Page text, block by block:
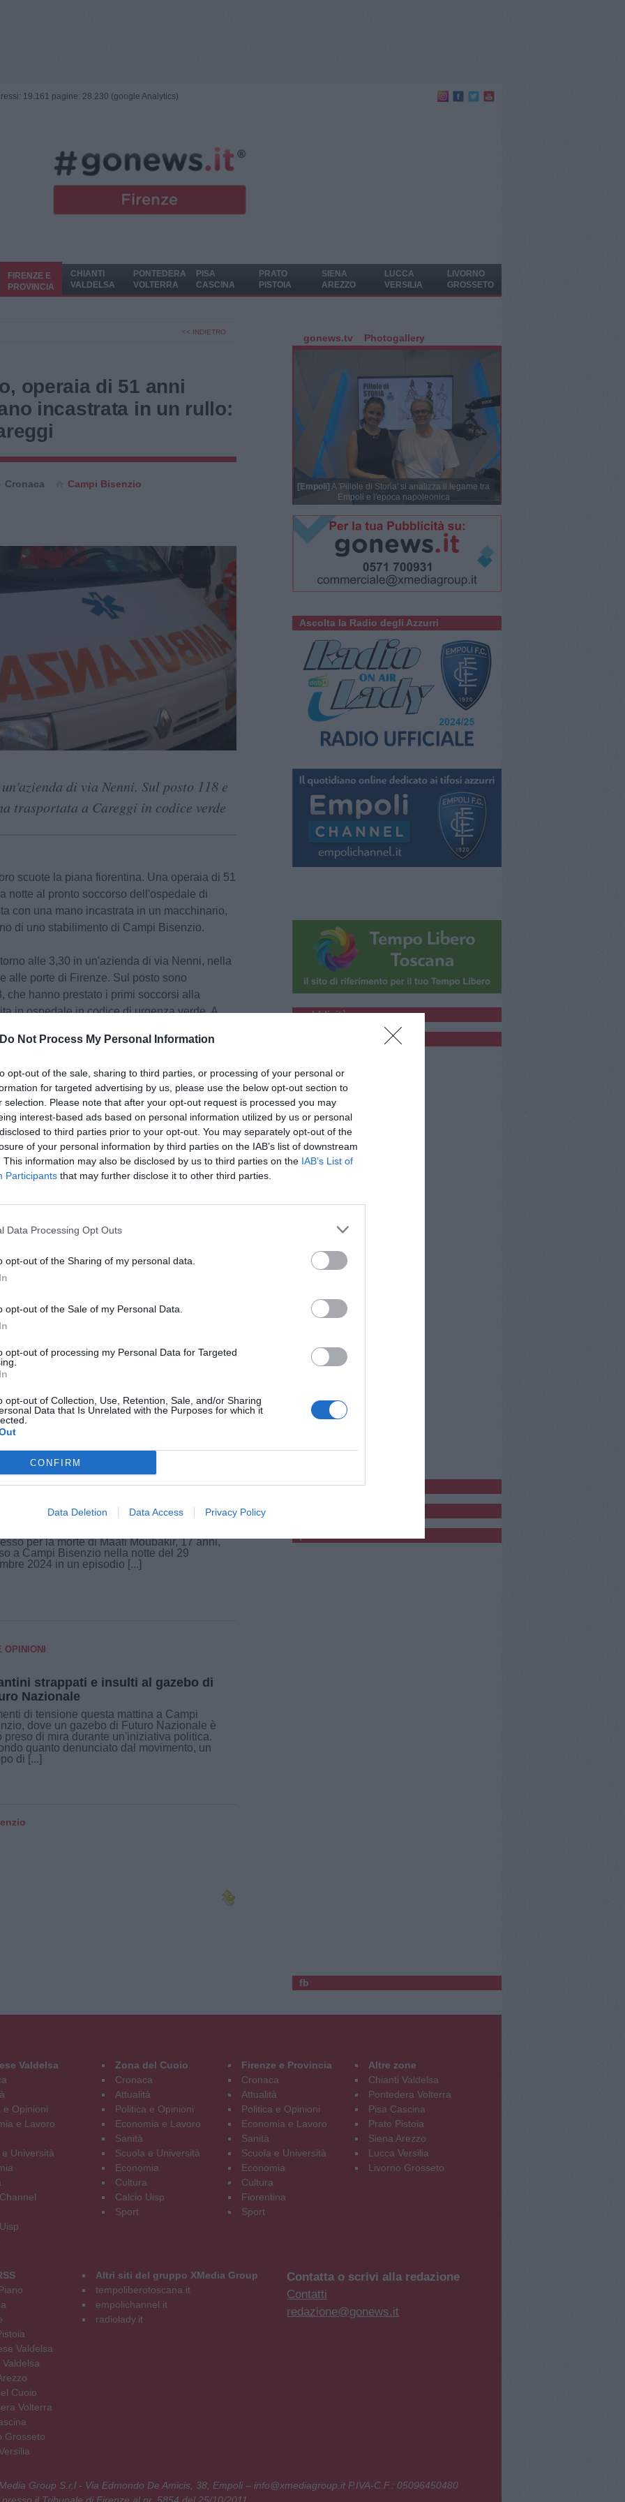
Do Not Process My Personal Information
opt-out of the sale, sharing to third parties, or processing of your personal or
for targeted advertising by us, please use the below opt-out section to
selection. Please note that after your opt-out request is processed you may
interest-based ads based on personal information utilized by us or personal
to third parties prior to your opt-out. You may separately opt-out of the
of your personal information by third parties on the IAB’s list of downstream
This information may also be disclosed by us to third parties on the IAB’s List of
Participants that may further disclose it to other third parties.
Data Processing Opt Outs
opt-out of the Sharing of my personal data.
opt-out of the Sale of my Personal Data.
opt-out of processing my Personal Data for Targeted
opt-out of Collection, Use, Retention, Sale, and/or Sharing
Data that Is Unrelated with the Purposes for which it
CONFIRM
Data Deletion Data Access Privacy Policy
19.161 pagine: 28.230 (google Analytics)
FIRENZE E
PROVINCIA
CHIANTI
VALDELSA
PONTEDERA
VOLTERRA
PISA
CASCINA
PRATO
PISTOIA
SIENA
AREZZO
LUCCA
VERSILIA
LIVORNO
GROSSETO
<< INDIETRO
operaia di 51 anni
incastrata in un rullo:
Cronaca Campi Bisenzio
di via Nenni. Sul posto 118 e
trasportata a Careggi in codice verde
scuote la piana fiorentina. Una operaia di 51
notte al pronto soccorso dell'ospedale di
con una mano incastrata in un macchinario,
di uno stabilimento di Campi Bisenzio.
alle 3,30 in un'azienda di via Nenni, nella
alle porte di Firenze. Sul posto sono
che hanno prestato i primi soccorsi alla
in ospedale in codice di urgenza verde. A
i vigili del fuoco, chiamati per liberare
del macchinario.
l'operaia stava lavorando al turno di
da chiarire, la mano è finita incastrata nel
accertamenti per ricostruire la dinamica
di sicurezza del luogo di lavoro al momento
pur serie, non sarebbero al momento
di Careggi.
21 Luglio 2026
Muschio, caprone di 15 anni
Muschio, caprone di 15 anni, dal
vive: da [...]
2026
il casco"
per la morte di Maati Moubakir, 17 anni,
a Campi Bisenzio nella notte del 29
2024 in un episodio [...]
OPINIONI
strappati e insulti al gazebo di
Nazionale
di tensione questa mattina a Campi
dove un gazebo di Futuro Nazionale è
preso di mira durante un'iniziativa politica.
quanto denunciato dal movimento, un
di [...]
gonews.tv Photogallery
[Empoli] A 'Pillole di Storia' si analizza il legame tra
Empoli e l'epoca napoleonica
Ascolta la Radio degli Azzurri
pubblicità
pubblicitàCl
fb
Valdelsa
e Opinioni
e Lavoro
e Università
Zona del Cuoio
Cronaca
Attualità
Politica e Opinioni
Economia e Lavoro
Sanità
Scuola e Università
Economia
Cultura
Calcio Uisp
Sport
Firenze e Provincia
Cronaca
Attualità
Politica e Opinioni
Economia e Lavoro
Sanità
Scuola e Università
Economia
Cultura
Fiorentina
Sport
Altre zone
Chianti Valdelsa
Pontedera Volterra
Pisa Cascina
Prato Pistoia
Siena Arezzo
Lucca Versilia
Livorno Grosseto
Valdelsa
Valdelsa
Cuoio
Volterra
Grosseto
Altri siti del gruppo XMedia Group
tempoliberotoscana.it
empolichannel.it
radiolady.it
Contatta o scrivi alla redazione
Contatti
redazione@gonews.it
Group S.r.l - Via Edmondo De Amicis, 38, Empoli – info@xmediagroup.it P.IVA-C.F.: 05096450480